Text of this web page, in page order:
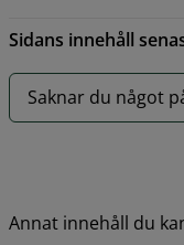
Sidans innehåll
Saknar du något
Annat innehåll du